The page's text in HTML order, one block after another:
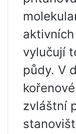
vylučují
půdy. V
zvláštní